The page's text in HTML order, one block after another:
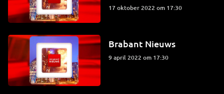
17 oktober 2022 om 17:30
Brabant Nieuws
9 april 2022 om 17:30